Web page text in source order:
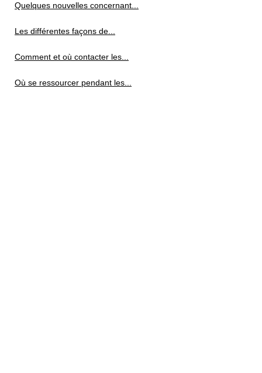
Quelques nouvelles concernant...
Les différentes façons de...
Comment et où contacter les...
Où se ressourcer pendant les...